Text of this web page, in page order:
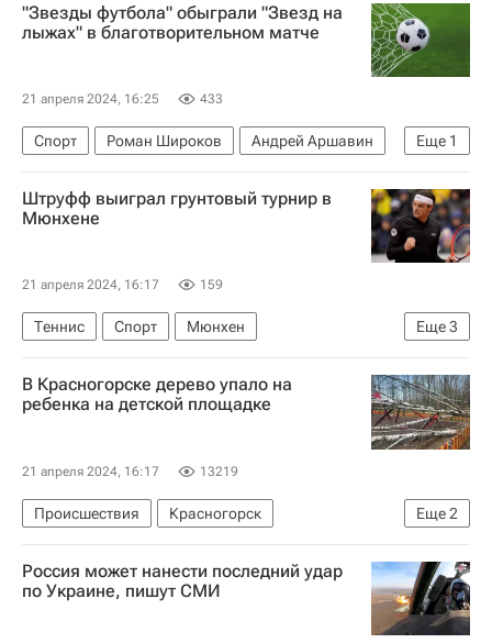
"Звезды футбола" обыграли "Звезд на
лыжах" в благотворительном матче
21 апреля 2024, 16:25 433
Еще 1
Спорт Роман Широков
Андрей Аршавин
Игорь Семшов
Штруфф выиграл грунтовый турнир в
Мюнхене
21 апреля 2024, 16:17 159
Еще3
Теннис Спорт
Мюнхен
Ян-Леннард Штруфф
Тейлор Фриц
ATP 500 Барселона
В Красногорске дерево упало на
ребенка на детской площадке
21 апреля 2024, 16:17 13219
Еще2
Происшествия
Красногорск
Московская область (Подмосковье)
Следственный комитет России (СК РФ)
Россия может нанести последний удар
по Украине, пишут СМИ